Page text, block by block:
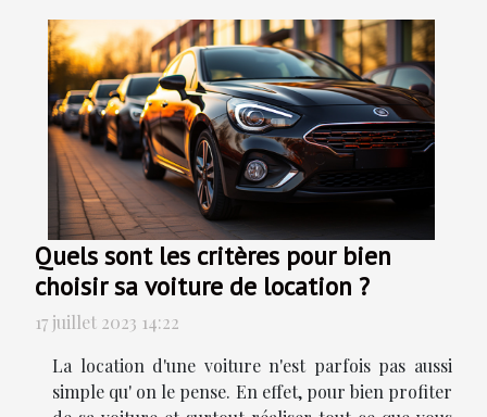
Quels sont les critères pour bien
choisir sa voiture de location ?
17 juillet 2023 14:22
La location d'une voiture n'est parfois pas aussi
simple qu' on le pense. En effet, pour bien profiter